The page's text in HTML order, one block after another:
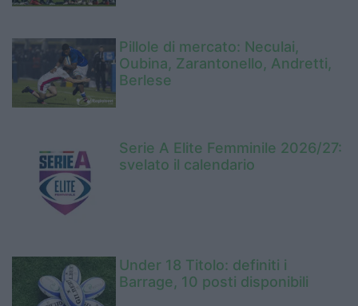
Pillole di mercato: Neculai,
Oubina, Zarantonello, Andretti,
Berlese
Serie A Elite Femminile 2026/27:
svelato il calendario
Under 18 Titolo: definiti i
Barrage, 10 posti disponibili